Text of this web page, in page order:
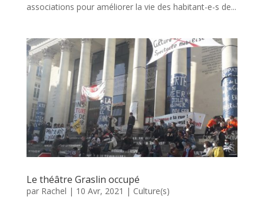
associations pour améliorer la vie des habitant-e-s de...
Le théâtre Graslin occupé
par Rachel | 10 Avr, 2021 | Culture(s)